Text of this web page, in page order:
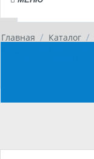
Главная / Каталог /